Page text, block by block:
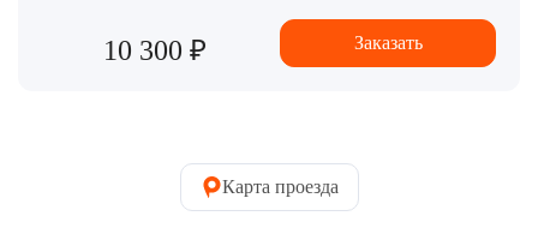
10 300 ₽ Заказать
Карта проезда